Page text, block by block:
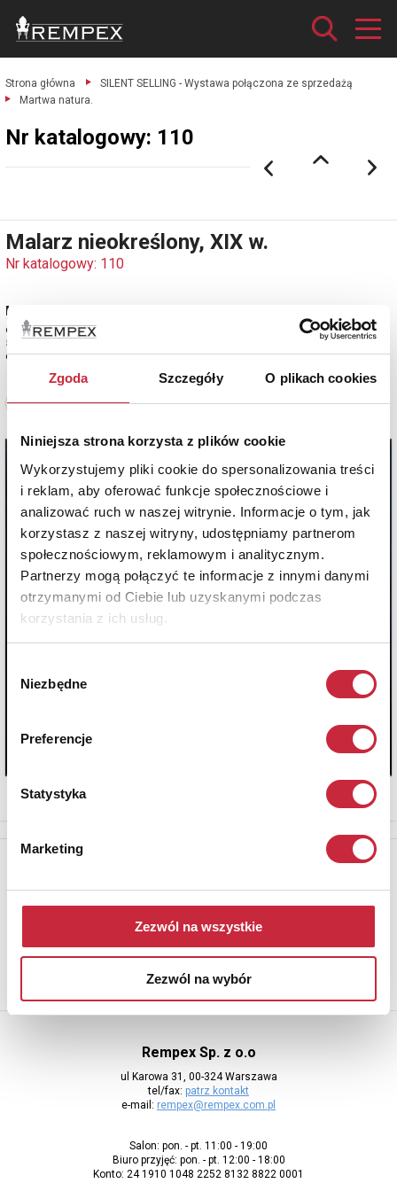
Zgoda Szczegóły O plikach cookies
Niniejsza strona korzysta z plików cookie
Wykorzystujemy pliki cookie do spersonalizowania treści
i reklam, aby oferować funkcje społecznościowe i
analizować ruch w naszej witrynie. Informacje o tym, jak
korzystasz z naszej witryny, udostępniamy partnerom
społecznościowym, reklamowym i analitycznym.
Partnerzy mogą połączyć te informacje z innymi danymi
otrzymanymi od Ciebie lub uzyskanymi podczas
korzystania z ich usług.
zgody
Niezbędne
Preferencje
Statystyka
Marketing
Zezwól na wszystkie
Zezwól na wybór
Strona główna
SILENT SELLING - Wystawa połączona ze sprzedażą
Martwa natura.
Nr katalogowy: 110
Malarz nieokreślony, XIX w.
Nr katalogowy: 110
Martwa natura
olej, płótno;
54,5 x 66 cm.
estymacja: 13 000 - 15 000 zł
Zobacz pełne informacje
Aby otrzymywać informacje o nowych aukcjach, prosimy podać
adres e-mail
Rempex Sp. z o.o
ul Karowa 31, 00-324 Warszawa
tel/fax: patrz kontakt
e-mail: rempex@rempex.com.pl
Salon: pon. - pt. 11:00 - 19:00
Biuro przyjęć: pon. - pt. 12:00 - 18:00
Konto: 24 1910 1048 2252 8132 8822 0001